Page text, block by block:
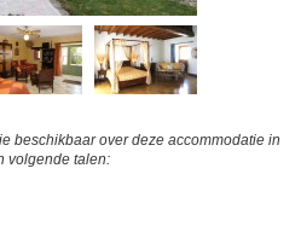
beschikbaar over deze accommodatie in
volgende talen: